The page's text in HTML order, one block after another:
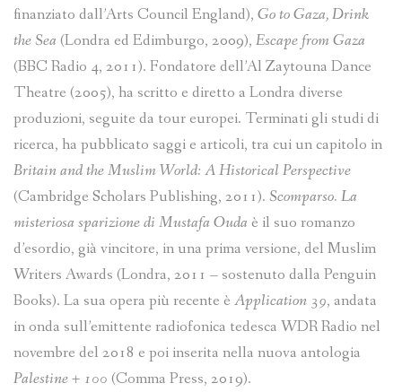
finanziato dall’Arts Council England), Go to Gaza, Drink
the Sea (Londra ed Edimburgo, 2009), Escape from Gaza
(BBC Radio 4, 2011). Fondatore dell’Al Zaytouna Dance
Theatre (2005), ha scritto e diretto a Londra diverse
produzioni, seguite da tour europei. Terminati gli studi di
ricerca, ha pubblicato saggi e articoli, tra cui un capitolo in
Britain and the Muslim World: A Historical Perspective
(Cambridge Scholars Publishing, 2011). Scomparso. La
misteriosa sparizione di Mustafa Ouda è il suo romanzo
d’esordio, già vincitore, in una prima versione, del Muslim
Writers Awards (Londra, 2011 – sostenuto dalla Penguin
Books). La sua opera più recente è Application 39, andata
in onda sull’emittente radiofonica tedesca WDR Radio nel
novembre del 2018 e poi inserita nella nuova antologia
Palestine + 100 (Comma Press, 2019).